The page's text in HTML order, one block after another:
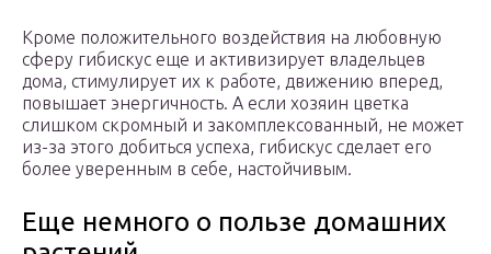
Кроме положительного воздействия на любовную
сферу гибискус еще и активизирует владельцев
дома, стимулирует их к работе, движению вперед,
повышает энергичность. А если хозяин цветка
слишком скромный и закомплексованный, не может
из-за этого добиться успеха, гибискус сделает его
более уверенным в себе, настойчивым.
Еще немного о пользе домашних